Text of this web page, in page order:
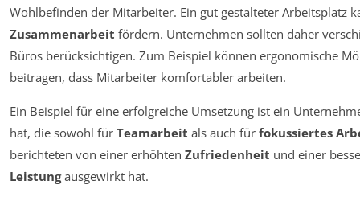
Wohlbefinden der Mitarbeiter. Ein gut gestalteter Arbeitsplatz
Zusammenarbeit fördern. Unternehmen sollten daher
Büros berücksichtigen. Zum Beispiel können ergonomische
beitragen, dass Mitarbeiter komfortabler arbeiten.
Ein Beispiel für eine erfolgreiche Umsetzung ist ein
hat, die sowohl für Teamarbeit als auch für fokussiertes
berichteten von einer erhöhten Zufriedenheit und einer
Leistungausgewirkt hat.